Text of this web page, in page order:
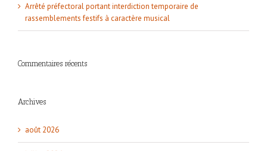
Arrêté préfectoral portant interdiction temporaire de
rassemblements festifs à caractère musical
Commentaires récents
Archives
août 2026